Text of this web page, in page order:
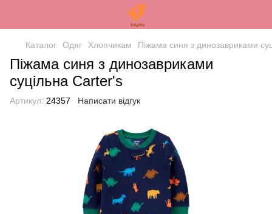
Каталог Одяг Хлопчикам Піжама синя з динозавриками
Піжама синя з динозавриками
суцільна Carter's
Артикул: 24357 Написати відгук